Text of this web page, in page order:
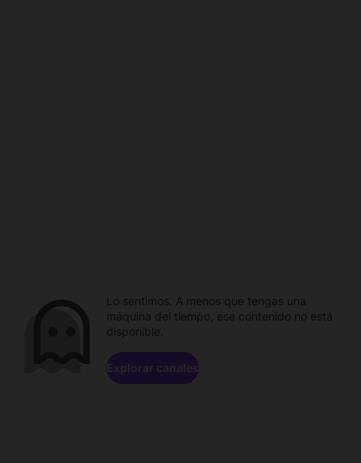
Lo sentimos. A menos que tengas una
máquina del tiempo, ese contenido no está
disponible.
Explorar canales